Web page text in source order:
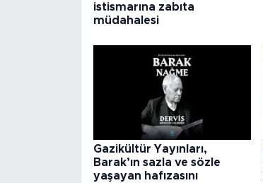
istismarına zabıta
müdahalesi
Gazikültür Yayınları,
Barak’ın sazla ve sözle
yaşayan hafızasını